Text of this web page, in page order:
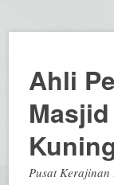
Ahli
Pusat Kerajinan